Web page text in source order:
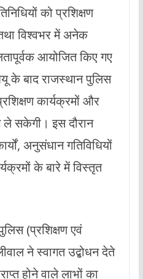
को प्रशिक्षण
विश्वभर में अनेक
आयोजित किए गए
के बाद राजस्थान पुलिस
कार्यक्रमों और
ले सकेगी। इस दौरान
अनुसंधान गतिविधियों
के बारे में विस्तृत
(प्रशिक्षण एवं
ने स्वागत उद्बोधन देते
होने वाले लाभों का